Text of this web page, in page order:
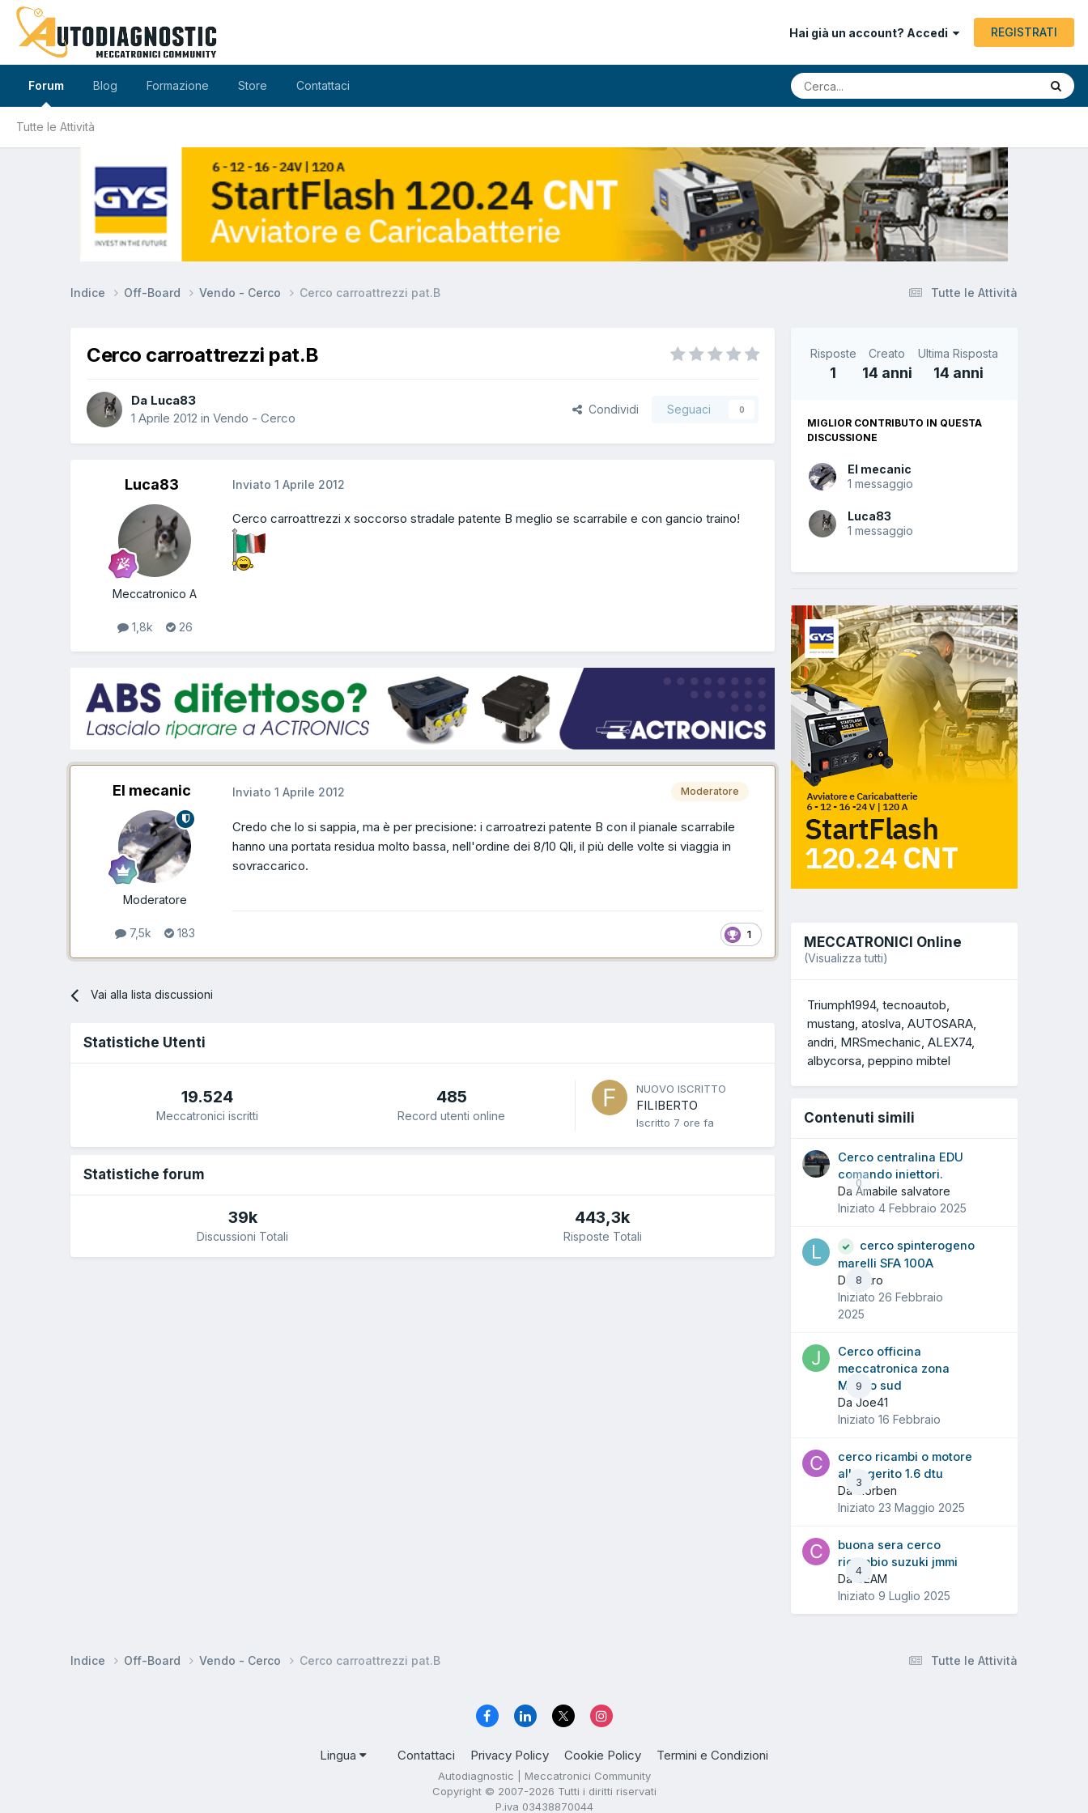
Hai già un account? Accedi REGISTRATI
Forum
Tutte le Attività
Blog Formazione Store Contattaci
Tutte le Attività
Indice Off-Board Vendo - Cerco Cerco carroattrezzi pat.B
Cerco carroattrezzi pat.B
Da Luca83
1 Aprile 2012 in Vendo - Cerco
Condividi Seguaci 0
Luca83
Meccatronico A
1,8k 26
Inviato 1 Aprile 2012
Cerco carroattrezzi x soccorso stradale patente B meglio se scarrabile e con gancio traino!
El mecanic
Moderatore
7,5k 183
Moderatore
Inviato 1 Aprile 2012
Credo che lo si sappia, ma è per precisione: i carroatrezi patente B con il pianale scarrabile
hanno una portata residua molto bassa, nell'ordine dei 8/10 Qli, il più delle volte si viaggia in
sovraccarico.
1
Vai alla lista discussioni
Statistiche Utenti
19.524
Meccatronici iscritti
485
Record utenti online
NUOVO ISCRITTO
FILIBERTO
Iscritto 7 ore fa
Statistiche forum
39k
Discussioni Totali
443,3k
Risposte Totali
Risposte
1
Creato
14 anni
Ultima Risposta
14 anni
MIGLIOR CONTRIBUTO IN QUESTA
DISCUSSIONE
El mecanic
1 messaggio
Luca83
1 messaggio
MECCATRONICI Online
(Visualizza tutti)
Triumph1994 tecnoautob
mustang atoslva AUTOSARA
andri MRSmechanic ALEX74
albycorsa peppino mibtel
Contenuti simili
0
Cerco centralina EDU
comando iniettori.
Da Amabile salvatore
Iniziato 4 Febbraio 2025
8
cerco spinterogeno
marelli SFA 100A
Da liistro
Iniziato 26 Febbraio
2025
9
Cerco officina
meccatronica zona
Milano sud
Da Joe41
Iniziato 16 Febbraio
3
cerco ricambi o motore
alleggerito 1.6 dtu
Da ciorben
Iniziato 23 Maggio 2025
4
buona sera cerco
ricambio suzuki jmmi
Da CEAM
Iniziato 9 Luglio 2025
Tutte le Attività
Indice Off-Board Vendo - Cerco Cerco carroattrezzi pat.B
Lingua Contattaci Privacy Policy Cookie Policy Termini e Condizioni
Autodiagnostic | Meccatronici Community
Copyright © 2007-2026 Tutti i diritti riservati
P.iva 03438870044